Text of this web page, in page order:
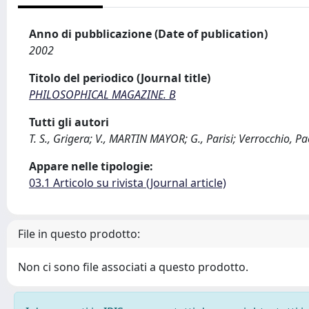
Anno di pubblicazione (Date of publication)
2002
Titolo del periodico (Journal title)
PHILOSOPHICAL MAGAZINE. B
Tutti gli autori
T. S., Grigera; V., MARTIN MAYOR; G., Parisi; Verrocchio,
Appare nelle tipologie:
03.1 Articolo su rivista (Journal article)
File in questo prodotto:
Non ci sono file associati a questo prodotto.